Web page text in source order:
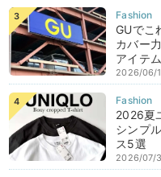
GUでこ
カバー
アイテム
2026/06/
2026夏
シンプ
ス5選
2026/07/